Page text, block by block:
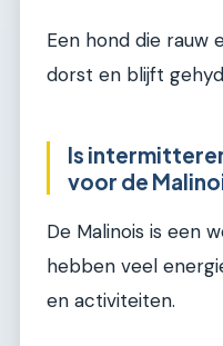
Een hond die rauw
dorst en blijft
Is
voor de
De Malinois is een
hebben veel
en activiteiten.